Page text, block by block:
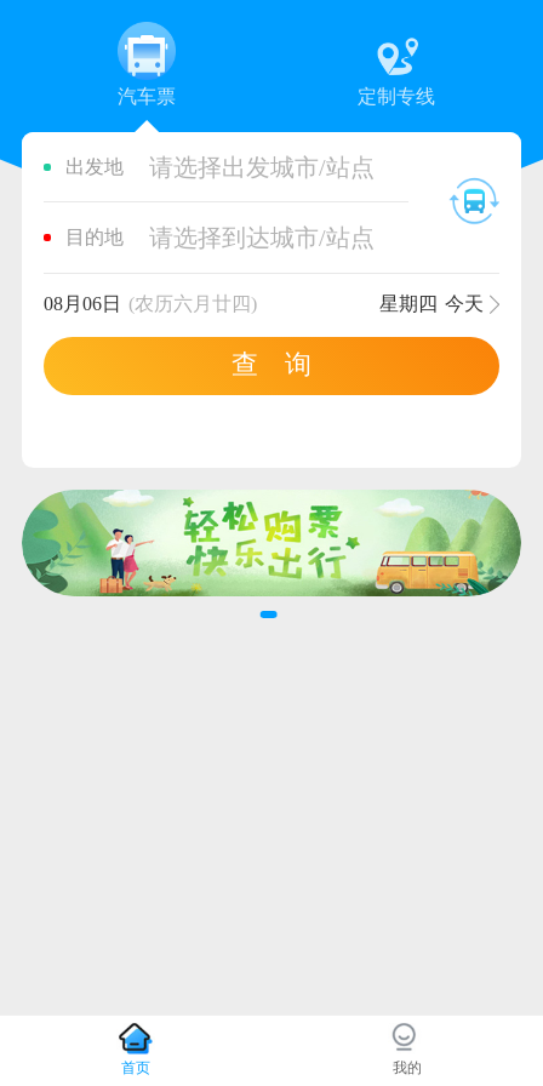
汽车票 定制专线
出发地 请选择出发城市/站点
目的地 请选择到达城市/站点
08月06日 (农历六月廿四) 星期四 今天
查 询
首页 我的